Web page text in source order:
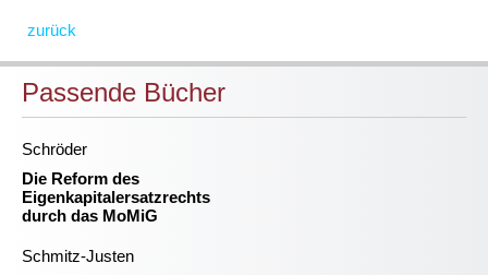
zurück
Passende Bücher
Schröder
Die Reform des
Eigenkapitalersatzrechts
durch das MoMiG
Schmitz-Justen